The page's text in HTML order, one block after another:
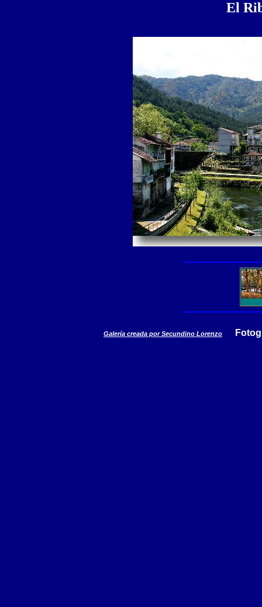
El
Galería creada por Secundino Lorenzo